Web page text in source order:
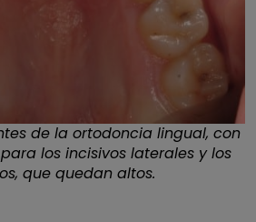
de la ortodoncia lingual, con
los incisivos laterales y los
que quedan altos.